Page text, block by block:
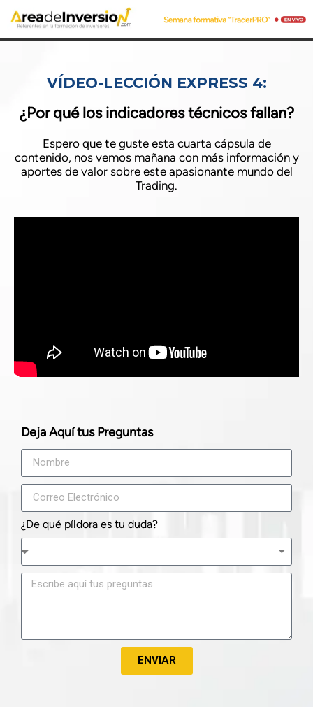
VÍDEO-LECCIÓN EXPRESS 4:
¿Por qué los indicadores técnicos fallan?
Espero que te guste esta cuarta cápsula de
contenido, nos vemos mañana con más información y
aportes de valor sobre este apasionante mundo del
Trading.
Deja Aquí tus Preguntas
¿De qué píldora es tu duda?
ENVIAR